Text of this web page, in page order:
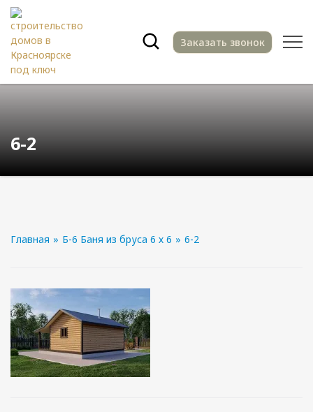
Заказать звонок
6-2
Главная » Б-6 Баня из бруса 6 х 6 » 6-2